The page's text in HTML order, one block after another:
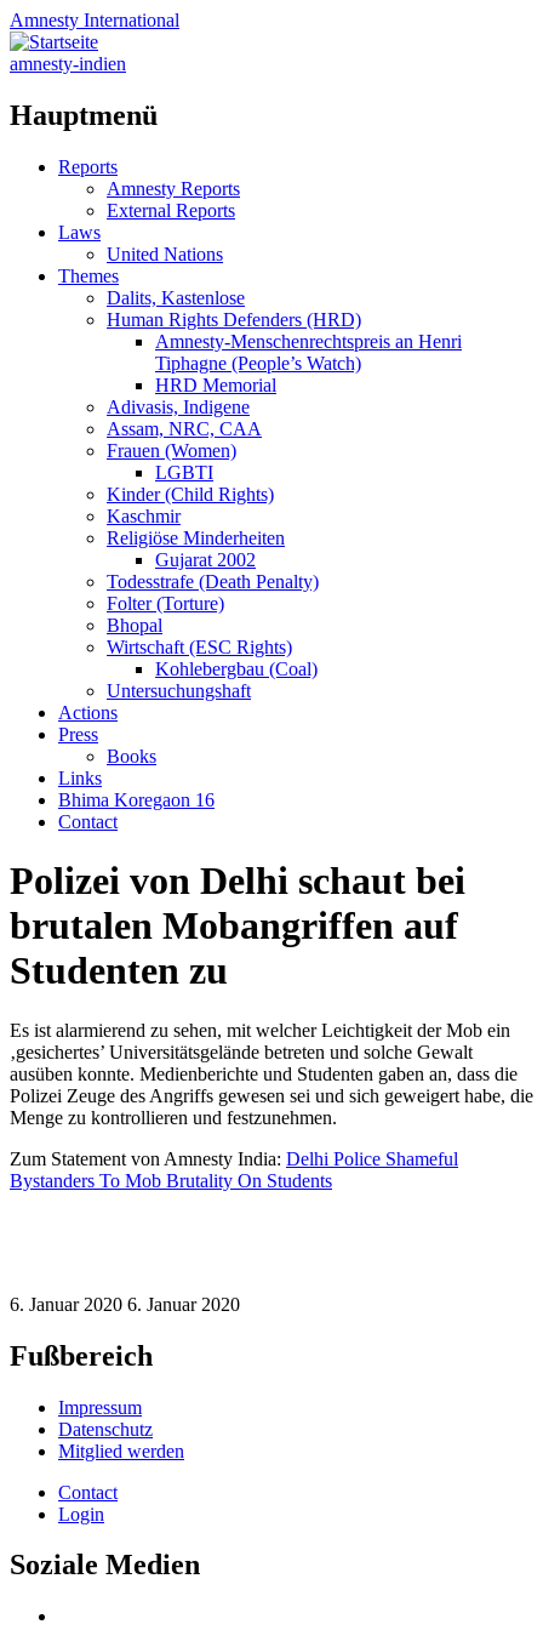
Amnesty International
amnesty-indien
Hauptmenü
Zum
Reports
Amnesty Reports
External Reports
Laws
United Nations
Themes
Dalits, Kastenlose
Human Rights Defenders (HRD)
Amnesty-Menschenrechtspreis an Henri
Tiphagne (People’s Watch)
HRD Memorial
Adivasis, Indigene
Assam, NRC, CAA
Frauen (Women)
LGBTI
Kinder (Child Rights)
Kaschmir
Religiöse Minderheiten
Gujarat 2002
Todesstrafe (Death Penalty)
Folter (Torture)
Bhopal
Wirtschaft (ESC Rights)
Kohlebergbau (Coal)
Untersuchungshaft
Actions
Press
Books
Links
Bhima Koregaon 16
Contact
Polizei von Delhi schaut bei
brutalen Mobangriffen auf
Studenten zu
Es ist alarmierend zu sehen, mit welcher Leichtigkeit der Mob ein
‚gesichertes’ Universitätsgelände betreten und solche Gewalt
ausüben konnte. Medienberichte und Studenten gaben an, dass die
Polizei Zeuge des Angriffs gewesen sei und sich geweigert habe, die
Menge zu kontrollieren und festzunehmen.
Zum Statement von Amnesty India: Delhi Police Shameful
Bystanders To Mob Brutality On Students
6. Januar 2020 6. Januar 2020
Fußbereich
Impressum
Datenschutz
Mitglied werden
Contact
Login
Soziale Medien